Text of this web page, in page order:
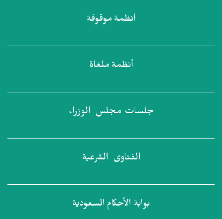
أنظمة موقوفة
أنظمة ملغاة
جلسات مجلس الوزراء
الفتاوى الشرعية
بوابة الأحكام السعودية